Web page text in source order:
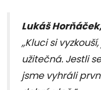
Lukáš
,,Kluci si
užitečná. Jestli
jsme vyhráli